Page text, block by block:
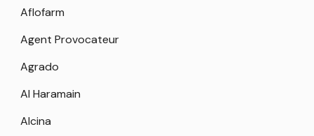
Aflofarm
Agent Provocateur
Agrado
Al Haramain
Alcina